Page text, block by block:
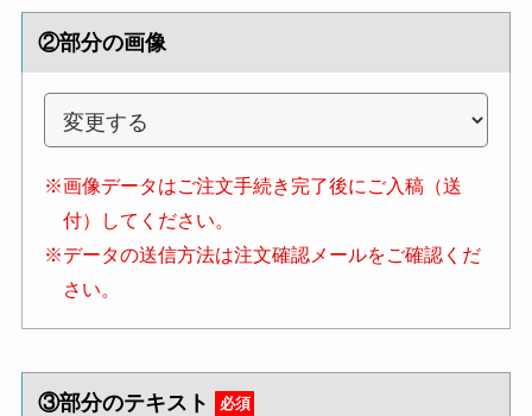
②部分の画像
※画像データはご注文手続き完了後にご入稿（送
付）してください。
※データの送信方法は注文確認メールをご確認くだ
さい。
③部分のテキスト 必須